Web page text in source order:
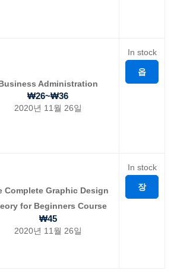
Administration
₩26~₩36
2020년 11월 26일
In stock
옵
Complete Graphic Design
for Beginners Course
₩45
2020년 11월 26일
In stock
장